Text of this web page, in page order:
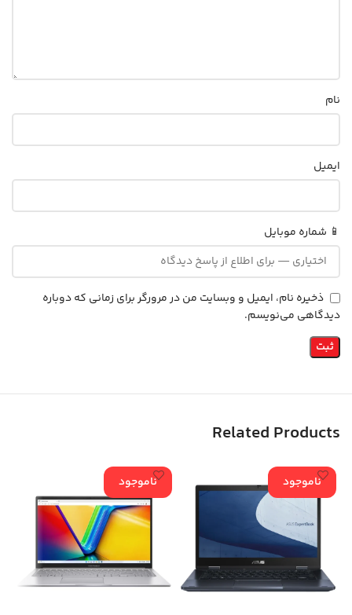
نام
ایمیل
📱 شماره موبایل
ذخیره نام، ایمیل و وبسایت من در مرورگر برای زمانی که دوباره
دیدگاهی می‌نویسم.
Related Products
ناموجود ناموجود